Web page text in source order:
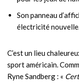
Son panneau
électricité
C’est un lieu
sport américain.
Ryne Sandberg : «